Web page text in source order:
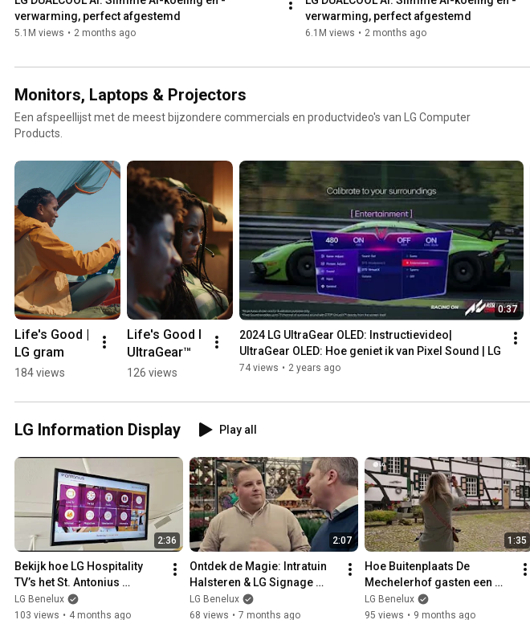
verwarming, perfect afgestemd
5.1M views • 2 months ago
verwarming, perfect afgestemd
6.1M views • 2 months ago
Monitors, Laptops & Projectors
Een afspeellijst met de meest bijzondere commercials en productvideo's van LG Computer
Products.
Life's Good |
LG gram
184 views
Life's Good l
UltraGear™
126 views
0:37
2024 LG UltraGear OLED: Instructievideo|
UltraGear OLED: Hoe geniet ik van Pixel Sound | LG
74 views • 2 years ago
LG Information Display Play all
2:36
Bekijk hoe LG Hospitality
TV’s het St. Antonius
Ziekenhuis helpen de
patiëntervaring te
LG Benelux
103 views • 4 months ago
2:07
Ontdek de Magie: Intratuin
Halsteren & LG Signage
creëren een unieke
winkelbeleving!
LG Benelux
68 views • 7 months ago
1:35
Hoe Buitenplaats De
Mechelerhof gasten een
thuisgevoel geeft dankzij
LG's Hospitality TV’s
LG Benelux
95 views • 9 months ago